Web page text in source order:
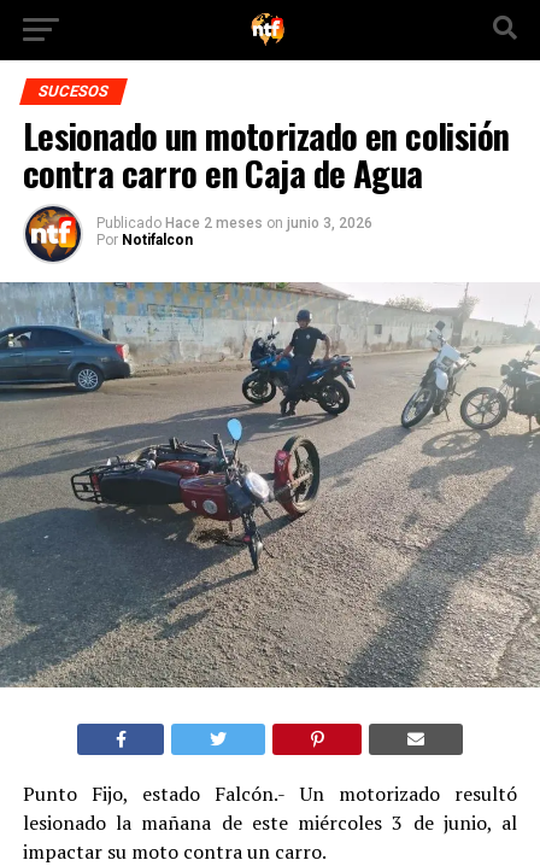
SUCESOS
Lesionado un motorizado en colisión
contra carro en Caja de Agua
Publicado Hace 2 meses on junio 3, 2026
Por Notifalcon
Punto Fijo, estado Falcón.- Un motorizado resultó
lesionado la mañana de este miércoles 3 de junio, al
impactar su moto contra un carro.